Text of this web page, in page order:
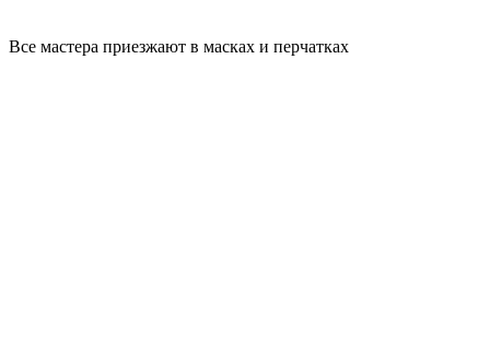
Все мастера приезжают в масках и перчатках